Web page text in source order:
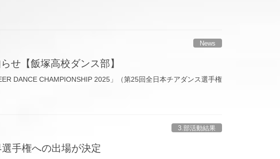
News
せ【飯塚高校ダンス部】
DANCE CHAMPIONSHIP 2025」（第25回全日本チアダンス選手権
3.部活動結果
手権への出場が決定